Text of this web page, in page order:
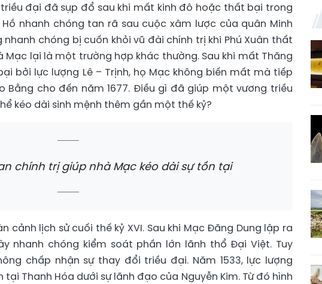
đại đã sụp đổ sau khi mất kinh đô hoặc thất bại trong
nhanh chóng tan rã sau cuộc xâm lược của quân Minh
nhanh chóng bị cuốn khỏi vũ đài chính trị khi Phú Xuân thất
Mạc lại là một trường hợp khác thường. Sau khi mất Thăng
bởi lực lượng Lê – Trịnh, họ Mạc không biến mất mà tiếp
Bằng cho đến năm 1677. Điều gì đã giúp một vương triều
kéo dài sinh mệnh thêm gần một thế kỷ?
chính trị giúp nhà Mạc kéo dài sự tồn tại
cảnh lịch sử cuối thế kỷ XVI. Sau khi Mạc Đăng Dung lập ra
nhanh chóng kiểm soát phần lớn lãnh thổ Đại Việt. Tuy
chấp nhận sự thay đổi triều đại. Năm 1533, lực lượng
Thanh Hóa dưới sự lãnh đạo của Nguyễn Kim. Từ đó hình